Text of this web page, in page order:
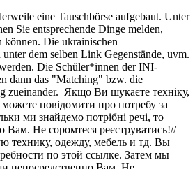
eine Tauschbörse aufgebaut. Unter
Sie entsprechende Dinge melden,
können. Die ukrainischen
dem selben Link Gegenstände, uvm.
Die Schüler*innen der INI-
dann das "Matching" bzw. die
zueinander. Якщо Ви шукаєте техніку,
повідомити про потребу за
ми знайдемо потрібні речі, то
Вам. Не соромтеся реєструватись!//
технику, одежду, мебель и тд. Вы
по этой ссылке. Затем мы